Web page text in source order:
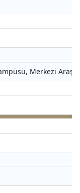
Merkezi